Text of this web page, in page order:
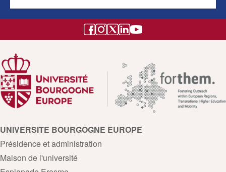
UNIVERSITE BOURGOGNE EUROPE
Présidence et administration
Maison de l'université